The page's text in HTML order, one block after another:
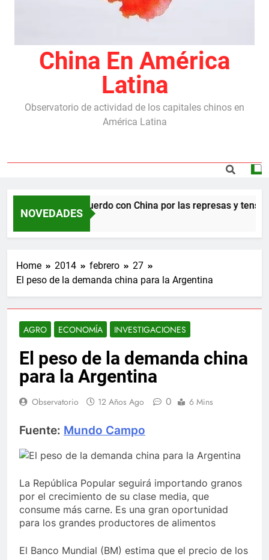
China En América
Latina
Observatorio de actividad de los capitales chinos en
América Latina
NOVEDADES
destraba el acuerdo con China por las represas y tensiona
Ago
Home 2014 febrero
27
El peso de la demanda china para la Argentina
AGRO ECONOMÍA INVESTIGACIONES
El peso de la demanda china
para la Argentina
Observatorio 12 Años Ago 0 6 Mins
Fuente: Mundo Campo
La República Popular seguirá importando granos
por el crecimiento de su clase media, que
consume más carne. Es una gran oportunidad
para los grandes productores de alimentos
El Banco Mundial (BM) estima que el precio de los